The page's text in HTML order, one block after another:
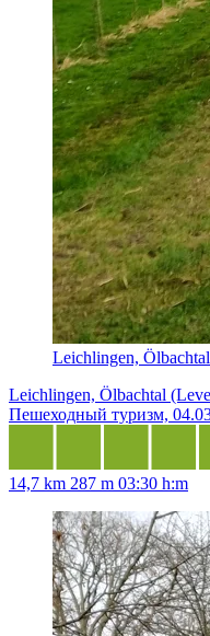
Leichlingen,
Leichlingen, Ölbachtal
Пешеходный туризм,
14,7 km 287 m 03:30 h:m